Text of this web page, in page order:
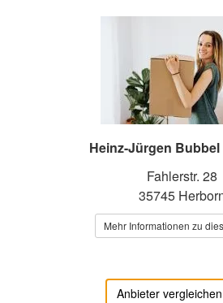
Heinz-Jürgen
Fahlerstr. 28
35745
Mehr Informationen zu
Anbieter